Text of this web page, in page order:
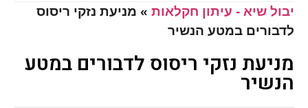
יבול שיא - עיתון חקלאות » מניעת נזקי ריסוס
לדבורים במטע הנשיר
מניעת נזקי ריסוס לדבורים במטע
הנשיר